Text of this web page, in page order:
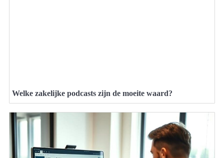
Welke zakelijke podcasts zijn de moeite waard?